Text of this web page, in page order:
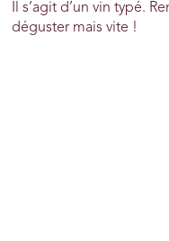
Il s’agit d’un vin typé.
déguster mais vite !